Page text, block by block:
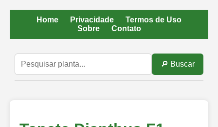
Home Privacidade
Termos de Uso
Sobre
Contato
🔎 Buscar